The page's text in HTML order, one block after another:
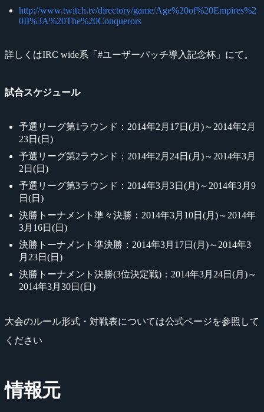
http://www.twitch.tv/directory/game/Age%20of%20Empires%2
0II%3A%20The%20Conquerors
詳しくはIRC wide系「#ユーザーパッチ導入記念杯」にて。
試合スケジュール
予選リーグ第1ラウンド：2014年2月17日(月)～2014年2月
23日(日)
予選リーグ第2ラウンド：2014年2月24日(月)～2014年3月
2日(日)
予選リーグ第3ラウンド：2014年3月3日(月)～2014年3月9
日(日)
決勝トーナメント準々決勝：2014年3月10日(月)～2014年
3月16日(日)
決勝トーナメント準決勝：2014年3月17日(月)～2014年3
月23日(日)
決勝トーナメント決勝(3位決定戦)：2014年3月24日(月)～
2014年3月30日(日)
大会のルール形式・対戦表については公式ページを参照して
ください
情報元